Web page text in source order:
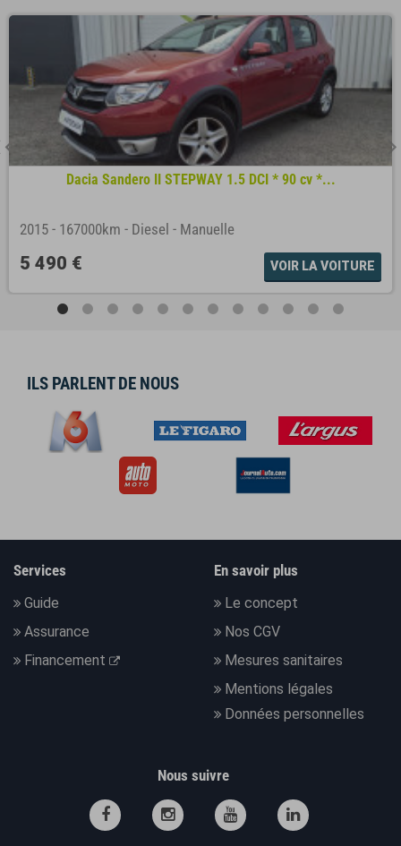
Dacia Sandero II STEPWAY 1.5 DCI * 90 cv *...
2015 - 167000km - Diesel - Manuelle
5 490 € VOIR LA VOITURE
ILS PARLENT DE NOUS
Services
Guide
Assurance
Financement
En savoir plus
Le concept
Nos CGV
Mesures sanitaires
Mentions légales
Données personnelles
Nous suivre